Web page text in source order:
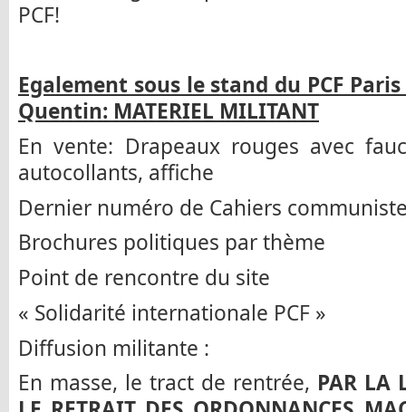
PCF!
Egalement sous le stand du PCF
Quentin: MATERIEL MILITANT
En vente: Drapeaux rouges avec
autocollants, affiche
Dernier numéro de Cahiers
Brochures politiques par thème
Point de rencontre du site
« Solidarité internationale PCF »
Diffusion militante :
En masse, le tract de rentrée, PAR LA